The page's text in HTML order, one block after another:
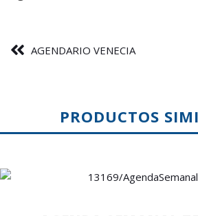
AGENDARIO VENECIA
PRODUCTOS